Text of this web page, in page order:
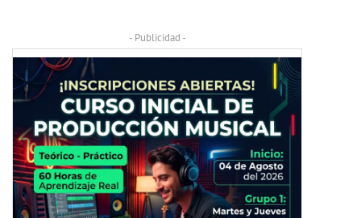
- Publicidad -